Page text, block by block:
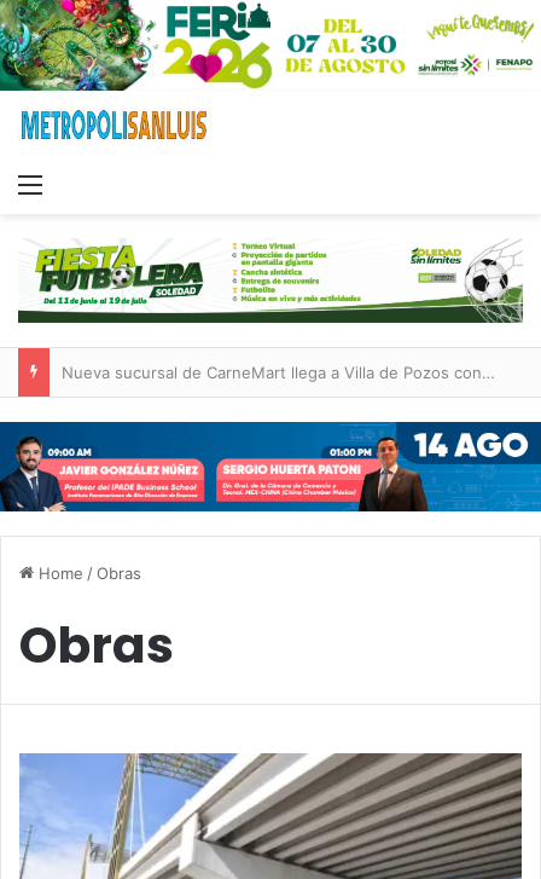
DIF Municipal de Soledad celebra graduación de niñas y niños de las estancias “Capullito 1 y 2”
Home /Obras
Obras